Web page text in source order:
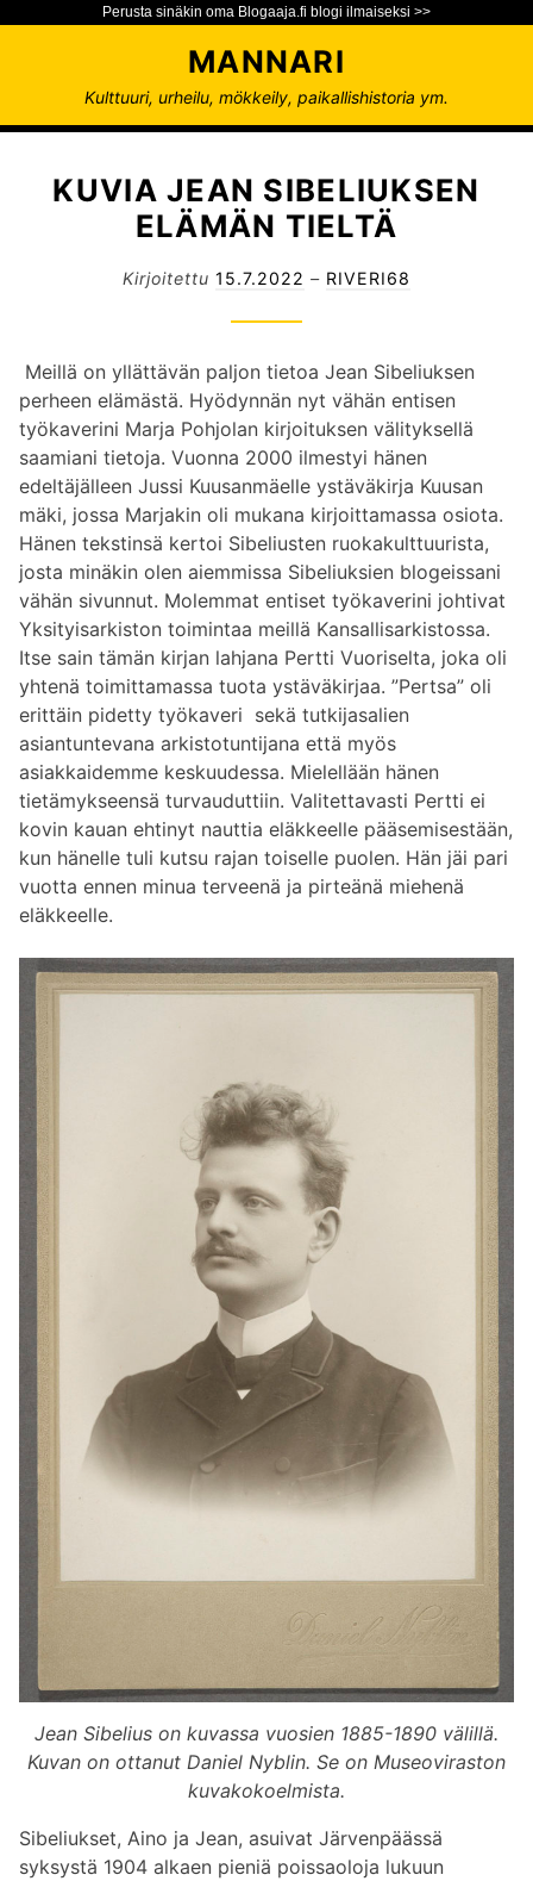
Perusta sinäkin oma Blogaaja.fi blogi ilmaiseksi >>
r
MANNARI
Kulttuuri, urheilu, mökkeily, paikallishistoria ym.
KUVIA JEAN SIBELIUKSEN
ELÄMÄN TIELTÄ
Kirjoitettu 15.7.2022 – RIVERI68
Meillä on yllättävän paljon tietoa Jean Sibeliuksen
perheen elämästä. Hyödynnän nyt vähän entisen
työkaverini Marja Pohjolan kirjoituksen välityksellä
saamiani tietoja. Vuonna 2000 ilmestyi hänen
edeltäjälleen Jussi Kuusanmäelle ystäväkirja Kuusan
mäki, jossa Marjakin oli mukana kirjoittamassa osiota.
Hänen tekstinsä kertoi Sibeliusten ruokakulttuurista,
josta minäkin olen aiemmissa Sibeliuksien blogeissani
vähän sivunnut. Molemmat entiset työkaverini johtivat
Yksityisarkiston toimintaa meillä Kansallisarkistossa.
Itse sain tämän kirjan lahjana Pertti Vuoriselta, joka oli
yhtenä toimittamassa tuota ystäväkirjaa. ”Pertsa” oli
erittäin pidetty työkaveri sekä tutkijasalien
asiantuntevana arkistotuntijana että myös
asiakkaidemme keskuudessa. Mielellään hänen
tietämykseensä turvauduttiin. Valitettavasti Pertti ei
kovin kauan ehtinyt nauttia eläkkeelle pääsemisestään,
kun hänelle tuli kutsu rajan toiselle puolen. Hän jäi pari
vuotta ennen minua terveenä ja pirteänä miehenä
eläkkeelle.
Jean Sibelius on kuvassa vuosien 1885-1890 välillä.
Kuvan on ottanut Daniel Nyblin. Se on Museoviraston
kuvakokoelmista.
Sibeliukset, Aino ja Jean, asuivat Järvenpäässä
syksystä 1904 alkaen pieniä poissaoloja lukuun